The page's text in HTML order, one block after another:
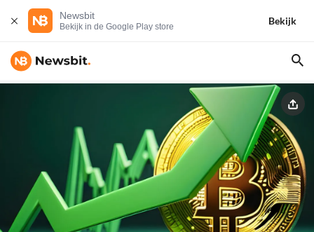
Newsbit
Bekijk in de Google Play store
Bekijk